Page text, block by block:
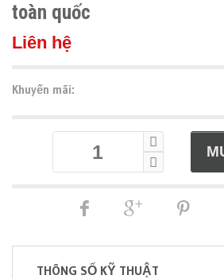
toàn quốc
Liên hệ
Khuyến mãi:
THÔNG SỐ KỸ THUẬT